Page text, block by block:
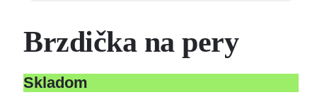
Brzdička na pery
Skladom